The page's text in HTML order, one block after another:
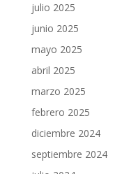
julio 2025
junio 2025
mayo 2025
abril 2025
marzo 2025
febrero 2025
diciembre 2024
septiembre 2024